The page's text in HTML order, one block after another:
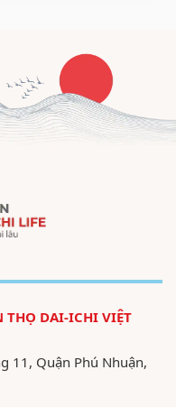
THỌ DAI-ICHI VIỆT
11, Quận Phú Nhuận,